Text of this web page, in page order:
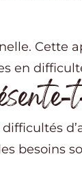
Cette
en
besoins